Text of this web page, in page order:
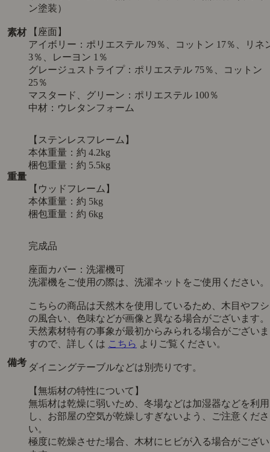
天然木家具の特徴
71.5cm (座面高 43.5cm)
ウッドフレーム：幅 49.6cm × 奥行き 50.2cm × 高さ
71.5cm (座面高 43.5cm)
ステンレスフレーム：幅 52.7cm × 奥行き 54.7cm × 高さ
76.5cm
ウッドフレーム：幅 54cm × 奥行き 54.5cm × 高さ 75.5cm
背もたれ：天然木ホワイトオーク無垢材（ウレタン塗
装）
ステンレスフレーム：ステンレス
ウッドフレーム：天然木ホワイトオーク無垢材（ウレタ
ン塗装）
【座面】
アイボリー：ポリエステル 79％、コットン 17％、リネ
3％、レーヨン 1％
グレージュストライプ：ポリエステル 75％、コットン
マスタード、グリーン：ポリエステル 100％
中材：ウレタンフォーム
【ステンレスフレーム】
本体重量：約 4.2kg